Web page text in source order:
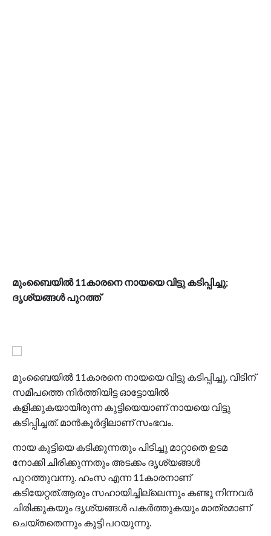
മുംബൈയില്‍ 11കാരനെ നായയെ വിട്ടു കടിപ്പിച്ചു;
ദൃശ്യങ്ങള്‍ പുറത്ത്
മുംബൈയില്‍ 11കാരനെ നായയെ വിട്ടു കടിപ്പിച്ചു. വീടിന്
സമീപത്തെ നിര്‍ത്തിയിട്ട ഓട്ടോയില്‍
കളിക്കുകയായിരുന്ന കുട്ടിയെയാണ് നായയെ വിട്ടു
കടിപ്പിച്ചത്. മാന്‍കൂര്‍ദ്ദിലാണ് സംഭവം.
നായ കുട്ടിയെ കടിക്കുന്നതും പിടിച്ചു മാറ്റാതെ ഉടമ
നോക്കി ചിരിക്കുന്നതും അടക്കം ദൃശ്യങ്ങള്‍
പുറത്തുവന്നു. ഹംസ എന്ന 11കാരനാണ്
കടിയേറ്റത്.ആരും സഹായിച്ചില്ലെന്നും കണ്ടു നിന്നവര്‍
ചിരിക്കുകയും ദൃശ്യങ്ങള്‍ പകര്‍ത്തുകയും മാത്രമാണ്
ചെയ്തതെന്നും കുട്ടി പറയുന്നു.